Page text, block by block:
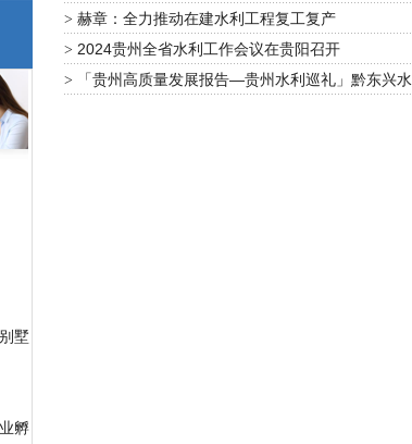
墅
孵
> 赫章：全力推动在建水利工程复工复产
> 2024贵州全省水利工作会议在贵阳召开
> 「贵州高质量发展报告—贵州水利巡礼」黔东兴水